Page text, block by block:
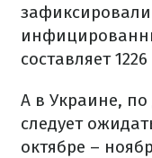
составляет
А в Украине,
следует
октябре –